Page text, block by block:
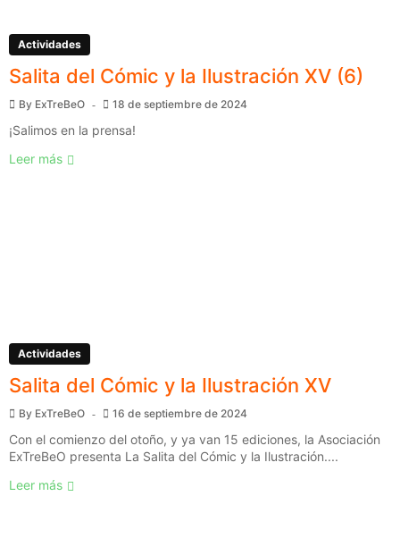
Actividades
Salita del Cómic y la Ilustración XV (6)
By ExTreBeO 18 de septiembre de 2024
¡Salimos en la prensa!
Leer más
Actividades
Salita del Cómic y la Ilustración XV
By ExTreBeO 16 de septiembre de 2024
Con el comienzo del otoño, y ya van 15 ediciones, la Asociación
ExTreBeO presenta La Salita del Cómic y la Ilustración....
Leer más